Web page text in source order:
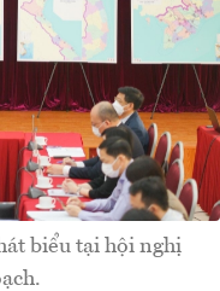
biểu tại hội nghị